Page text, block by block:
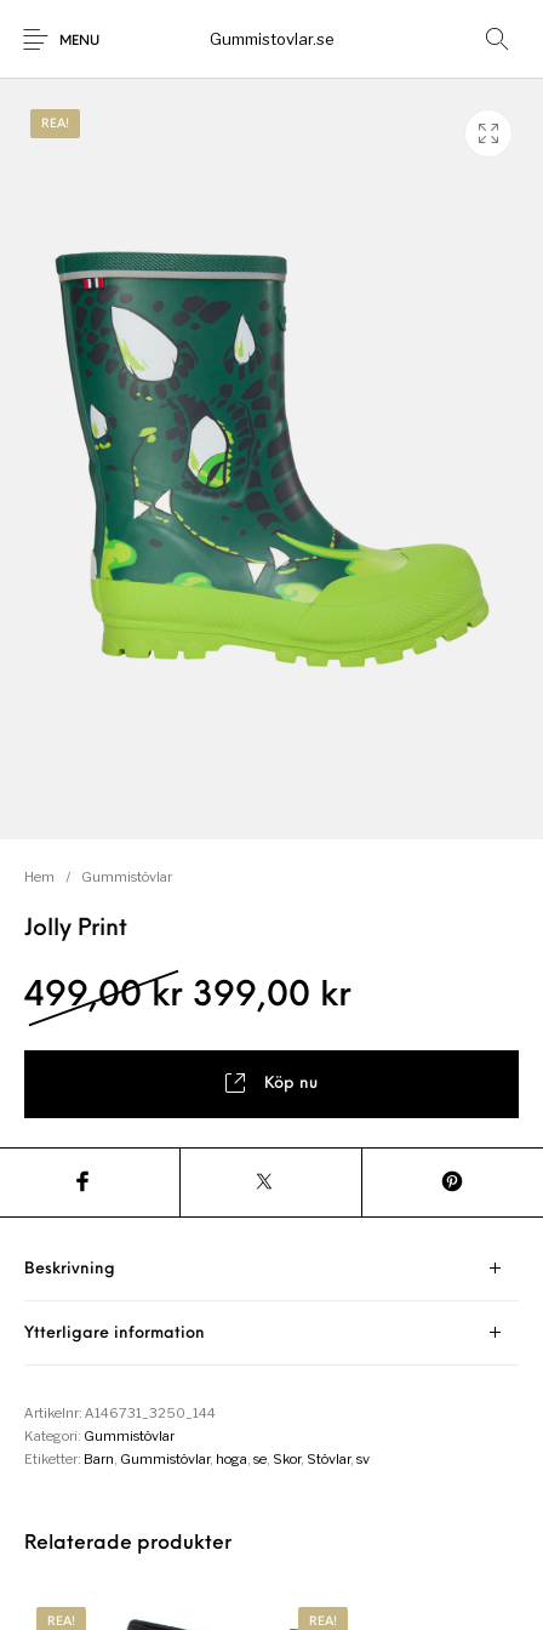
MENU Gummistovlar.se
REA!
Hem / Gummistövlar
Jolly Print
499,00 kr Det ursprungliga
399,00 krDet
Köp nu
Beskrivning
Ytterligare information
Artikelnr:A146731_3250_144
Kategori: Gummistövlar
Etiketter: Barn Gummistövlar, hoga ,se Skor, Stövlar,sv
Relaterade produkter
REA! REA!